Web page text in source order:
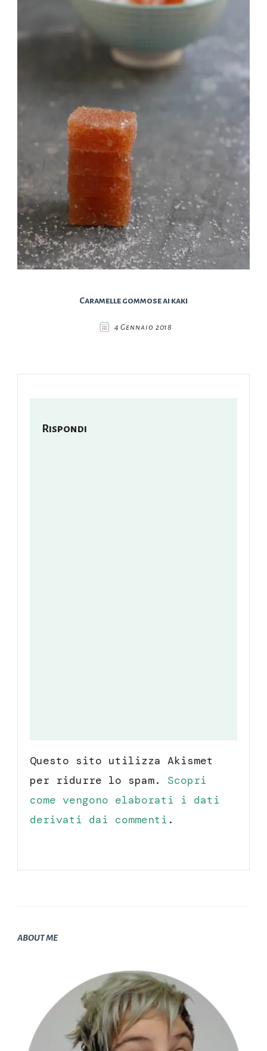
Caramelle gommose ai kaki
4 Gennaio 2018
Rispondi
Questo sito utilizza Akismet
per ridurre lo spam. Scopri
come vengono elaborati i dati
derivati dai commenti .
ABOUT ME